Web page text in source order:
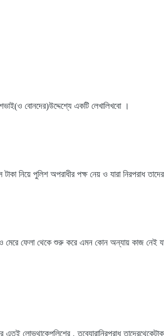
বোনদের)উদ্দেশ্যে একটি লেখালিখবো ।
নিয়ে পুলিশ অপরাধীর পক্ষ নেয় ও যারা নিরপরাধ
ও মেরে ফেলা থেকে শুরু করে এমন কোন অন্যায় কাজ নেই
লোভথাকেপুলিশের , তবেযারানিরপরাধ